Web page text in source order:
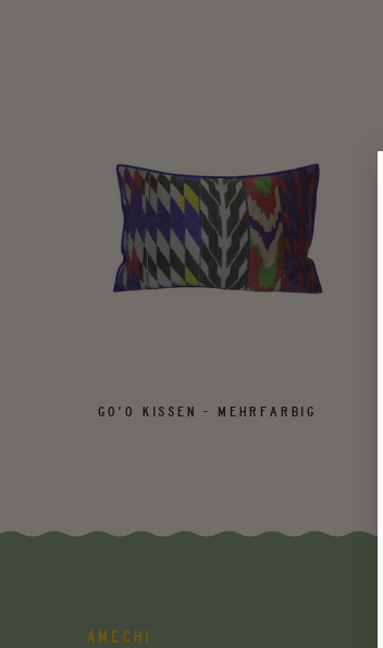
GO'O KISSEN - MEHRFARBIG
AMECHI